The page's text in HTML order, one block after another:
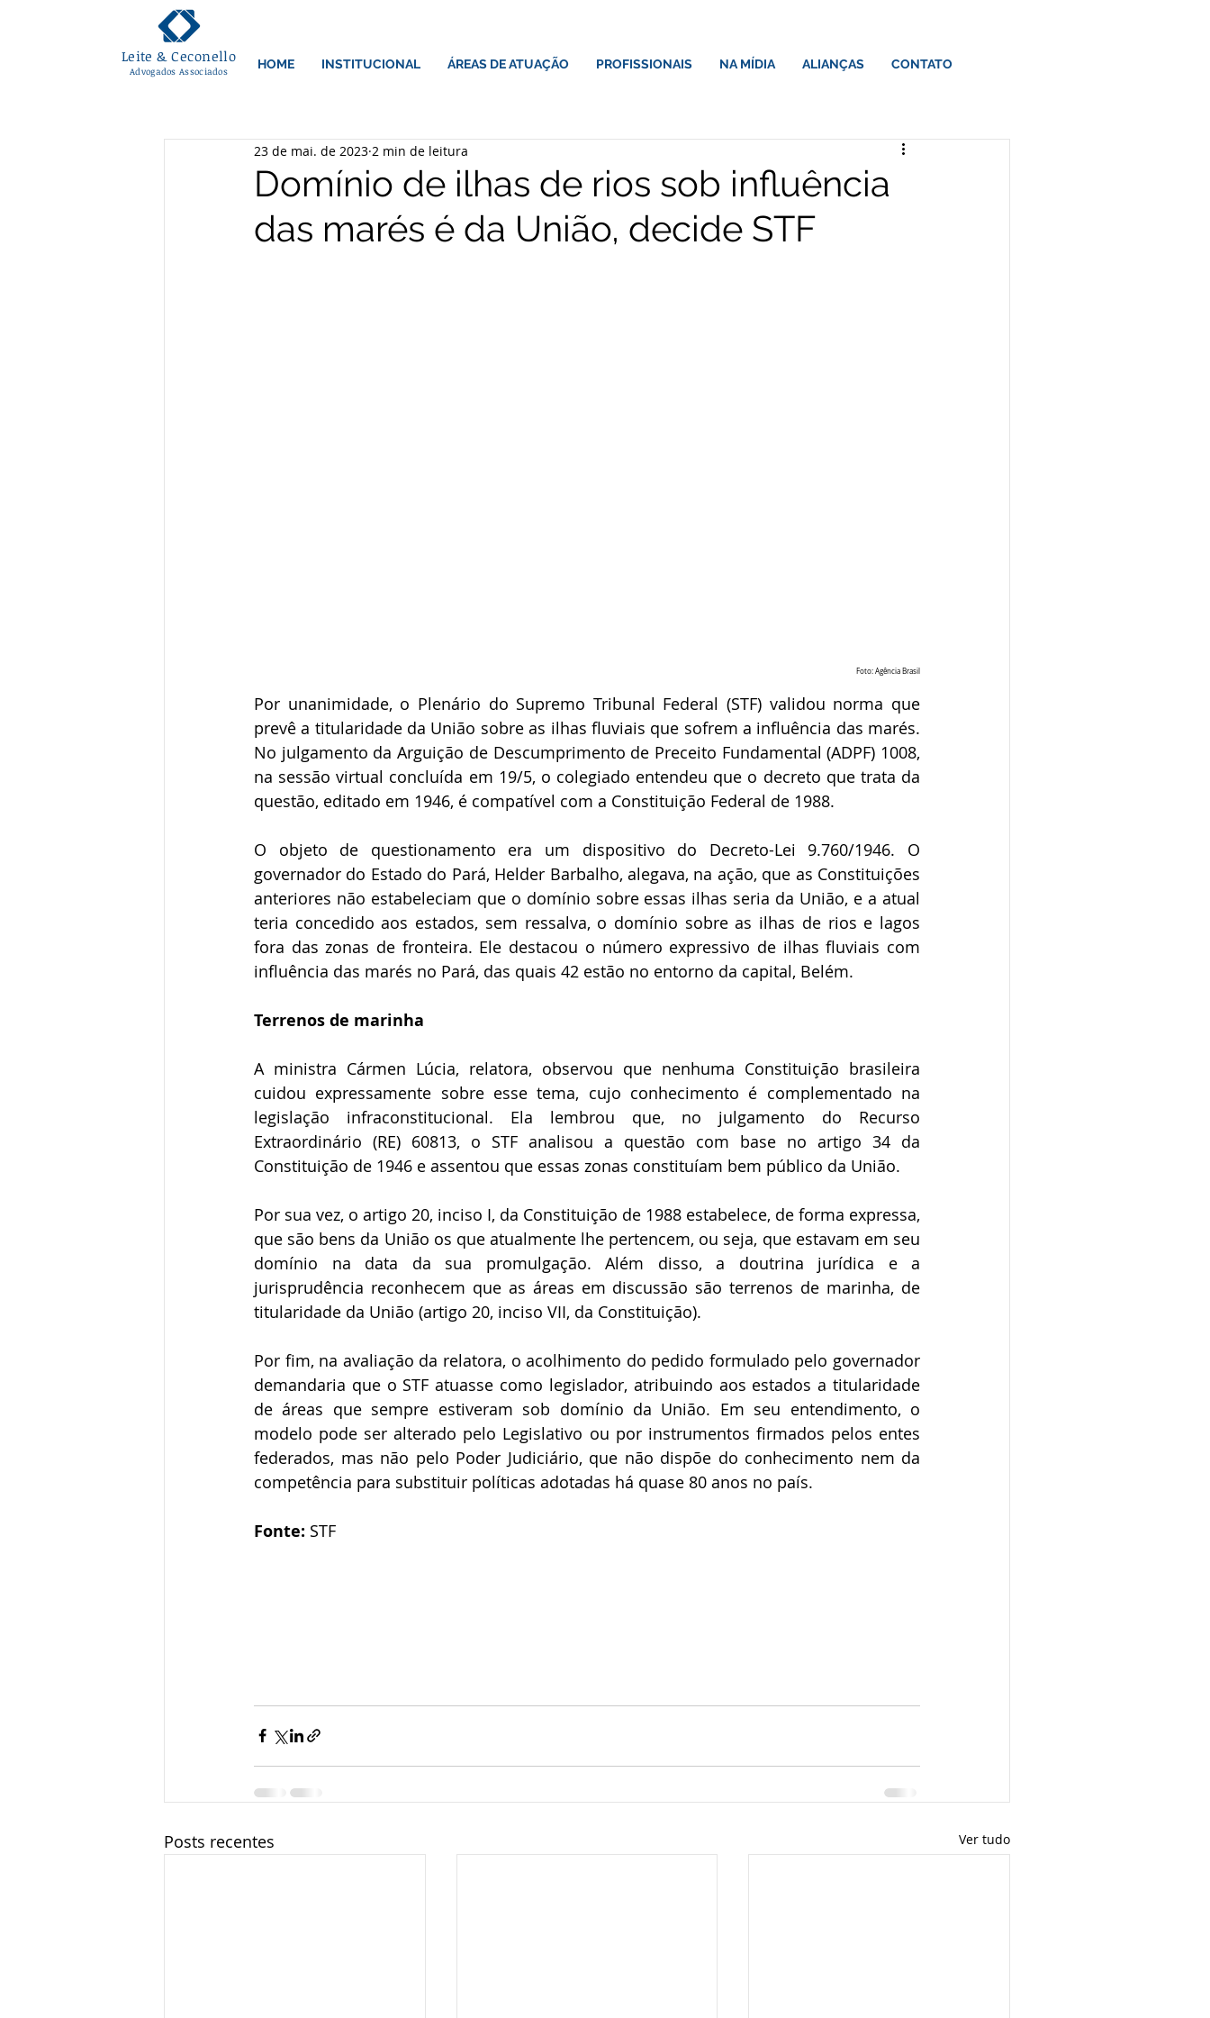
Leite & Ceconello
Advogados Associados HOME INSTITUCIONAL ÁREAS DE ATUAÇÃO PROFISSIONAIS NA MÍDIA ALIANÇAS CONTATO
Domínio de ilhas de rios sob influência
das marés é da União, decide STF
23 de mai. de 2023 2 min de leitura
Foto: Agência Brasil
Por unanimidade, o Plenário do Supremo Tribunal Federal (STF) validou norma que
prevê a titularidade da União sobre as ilhas fluviais que sofrem a influência das marés.
No julgamento da Arguição de Descumprimento de Preceito Fundamental (ADPF) 1008,
na sessão virtual concluída em 19/5, o colegiado entendeu que o decreto que trata da
questão, editado em 1946, é compatível com a Constituição Federal de 1988.
O objeto de questionamento era um dispositivo do Decreto-Lei 9.760/1946. O
governador do Estado do Pará, Helder Barbalho, alegava, na ação, que as Constituições
anteriores não estabeleciam que o domínio sobre essas ilhas seria da União, e a atual
teria concedido aos estados, sem ressalva, o domínio sobre as ilhas de rios e lagos
fora das zonas de fronteira. Ele destacou o número expressivo de ilhas fluviais com
influência das marés no Pará, das quais 42 estão no entorno da capital, Belém.
Terrenos de marinha
A ministra Cármen Lúcia, relatora, observou que nenhuma Constituição brasileira
cuidou expressamente sobre esse tema, cujo conhecimento é complementado na
legislação infraconstitucional. Ela lembrou que, no julgamento do Recurso
Extraordinário (RE) 60813, o STF analisou a questão com base no artigo 34 da
Constituição de 1946 e assentou que essas zonas constituíam bem público da União.
Por sua vez, o artigo 20, inciso I, da Constituição de 1988 estabelece, de forma expressa,
que são bens da União os que atualmente lhe pertencem, ou seja, que estavam em seu
domínio na data da sua promulgação. Além disso, a doutrina jurídica e a
jurisprudência reconhecem que as áreas em discussão são terrenos de marinha, de
titularidade da União (artigo 20, inciso VII, da Constituição).
Por fim, na avaliação da relatora, o acolhimento do pedido formulado pelo governador
demandaria que o STF atuasse como legislador, atribuindo aos estados a titularidade
de áreas que sempre estiveram sob domínio da União. Em seu entendimento, o
modelo pode ser alterado pelo Legislativo ou por instrumentos firmados pelos entes
federados, mas não pelo Poder Judiciário, que não dispõe do conhecimento nem da
competência para substituir políticas adotadas há quase 80 anos no país.
Fonte: STF
Posts recentes Ver tudo